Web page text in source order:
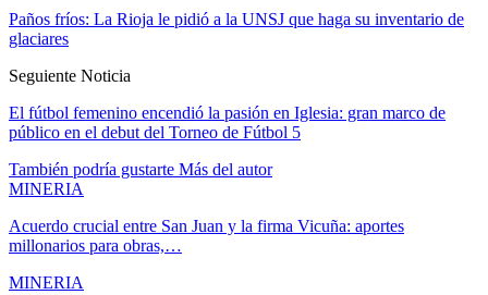
Paños fríos: La Rioja le pidió a la UNSJ que haga su inventario de
glaciares
Seguiente Noticia
El fútbol femenino encendió la pasión en Iglesia: gran marco de
público en el debut del Torneo de Fútbol 5
También podría gustarte Más del autor
MINERIA
Acuerdo crucial entre San Juan y la firma Vicuña: aportes
millonarios para obras,…
MINERIA